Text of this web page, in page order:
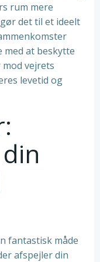
rum mere
det til et ideelt
med at beskytte
vejrets
levetid og
fantastisk måde
afspejler din